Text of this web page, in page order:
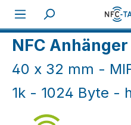
Zum Hauptinhalt springen
NFC Anhänger
40 x 32 mm -
1k - 1024 Byte -